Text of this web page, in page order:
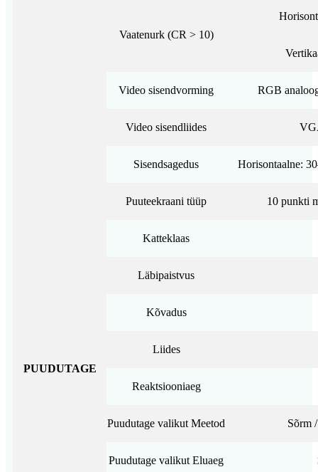
Vaatenurk (CR > 10)
Video sisendvorming RGB
Video sisendliides
Sisendsagedus Horisontaalne:
PUUDUTAGE
Puuteekraani tüüp 10 punkti
Katteklaas
Läbipaistvus
Kõvadus
Liides
Reaktsiooniaeg
Puudutage valikut Meetod Sõrm
Puudutage valikut Eluaeg